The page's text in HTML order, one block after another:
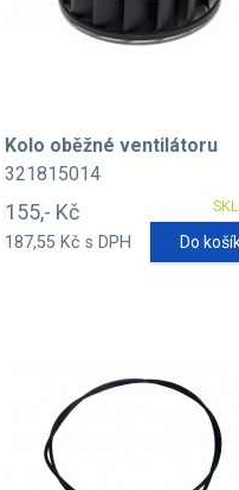
Kolo oběžné ventilátoru
321815014
155,- Kč
187,55 Kč s DPH Do